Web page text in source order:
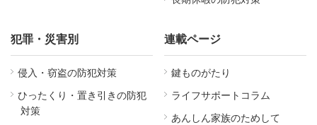
犯罪・災害別
侵入・窃盗の防犯対策
ひったくり・置き引きの防犯
対策
連載ページ
鍵ものがたり
ライフサポートコラム
あんしん家族のためして